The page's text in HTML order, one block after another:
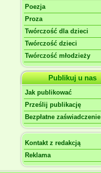
Poezja
Proza
Twórczość dla dzieci
Twórczość dzieci
Twórczość młodzieży
Publikuj u nas
Jak publikować
Prześlij publikację
Bezpłatne zaświadczenie
Kontakt z redakcją
Reklama